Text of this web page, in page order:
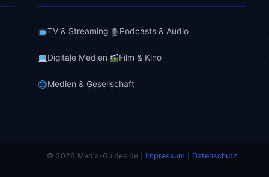
TV & Streaming Podcasts & Audio
Digitale Medien Film & Kino
Medien & Gesellschaft
© 2026 Media-Guides.de | Impressum Datenschutz